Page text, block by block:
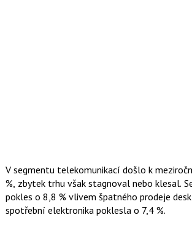
V segmentu telekomunikací došlo k
%, zbytek trhu však stagnoval nebo klesal.
pokles o 8,8 % vlivem špatného prodeje
spotřební elektronika poklesla o 7,4 %.